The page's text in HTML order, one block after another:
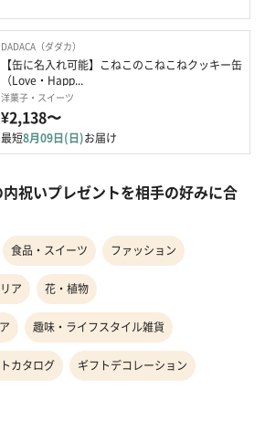
DADACA（ダダカ）
【缶に名入れ可能】こねこのこねこねクッキー缶
（Love・Happ...
洋菓子・スイーツ
¥2,138〜
最短8月09日(日)お届け
祝いプレゼントを相手の好みに合
食品・スイーツ ファッション
ア 花・植物
趣味・ライフスタイル雑貨
カタログ ギフトデコレーション